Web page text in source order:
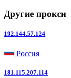
Другие прокси
192.144.57.124
Россия
181.115.207.114